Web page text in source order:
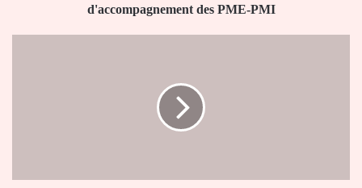
d'accompagnement des PME-PMI
vous